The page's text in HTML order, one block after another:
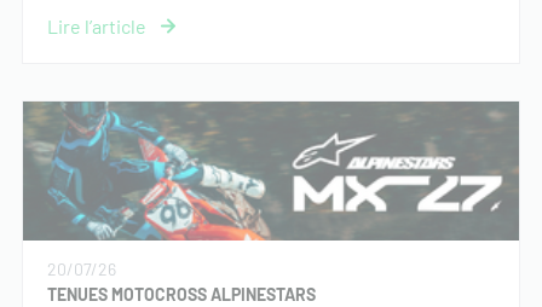
20/07/26
TENUES MOTOCROSS ALPINESTARS